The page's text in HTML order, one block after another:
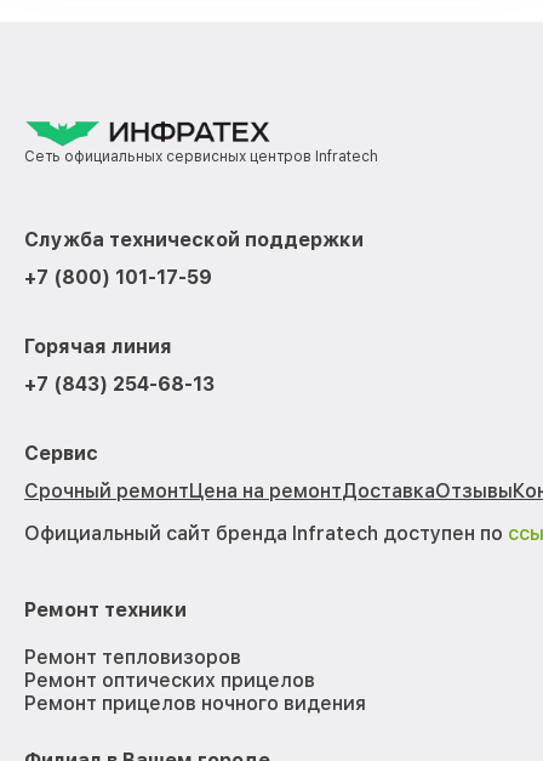
Сеть официальных сервисных центров Infratech
Служба технической поддержки
+7 (800) 101-17-59
Горячая линия
+7 (843) 254-68-13
Сервис
Срочный ремонтЦена на ремонтДоставкаОтзывы
Официальный сайт бренда Infratech доступен по
Ремонт техники
Ремонт тепловизоров
Ремонт оптических прицелов
Ремонт прицелов ночного видения